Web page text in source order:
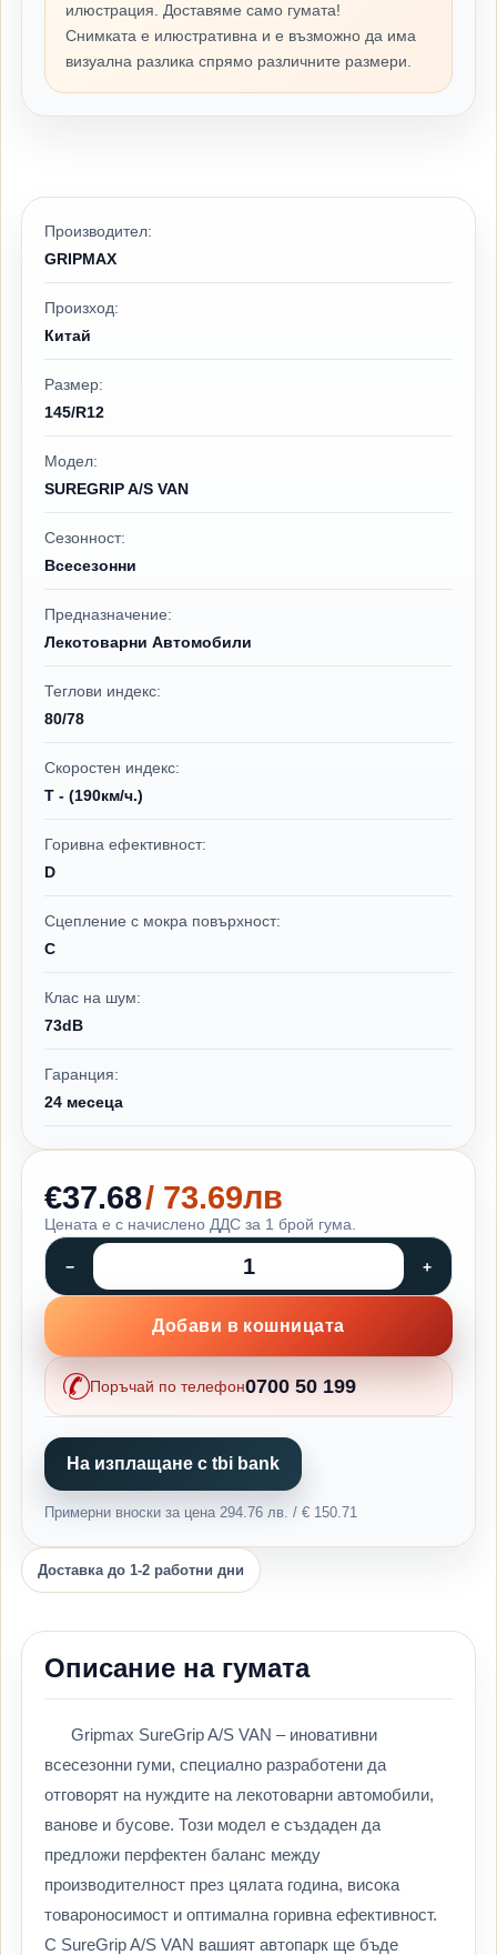
илюстрация. Доставяме само гумата!
Снимката е илюстративна и е възможно да има
визуална разлика спрямо различните размери.
Производител:
GRIPMAX
Произход:
Китай
Размер:
145/R12
Модел:
SUREGRIP A/S VAN
Сезонност:
Всесезонни
Предназначение:
Лекотоварни Автомобили
Теглови индекс:
80/78
Скоростен индекс:
T - (190км/ч.)
Горивна ефективност:
D
Сцепление с мокра повърхност:
C
Клас на шум:
73dB
Гаранция:
24 месеца
€37.68/ 73.69лв
Цената е с начислено ДДС за 1 брой гума.
Добави в кошницата
Поръчай по телефон0700 50 199
На изплащане с tbi bank
Примерни вноски за цена 294.76 лв. / € 150.71
Доставка до 1-2 работни дни
Описание на гумата
Gripmax SureGrip A/S VAN – иновативни
всесезонни гуми, специално разработени да
отговорят на нуждите на лекотоварни автомобили,
ванове и бусове. Този модел е създаден да
предложи перфектен баланс между
производителност през цялата година, висока
товароносимост и оптимална горивна ефективност.
С SureGrip A/S VAN вашият автопарк ще бъде